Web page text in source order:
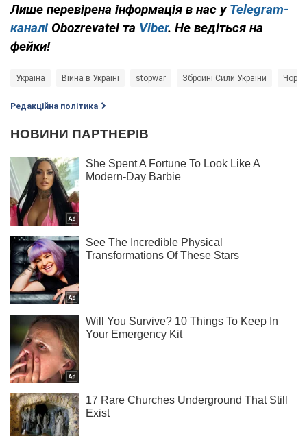
Лише перевірена інформація в нас у Telegram-
каналі Obozrevatel та Viber. Не ведіться на
фейки!
Україна Війна в Україні stopwar Збройні Сили України
Редакційна політика